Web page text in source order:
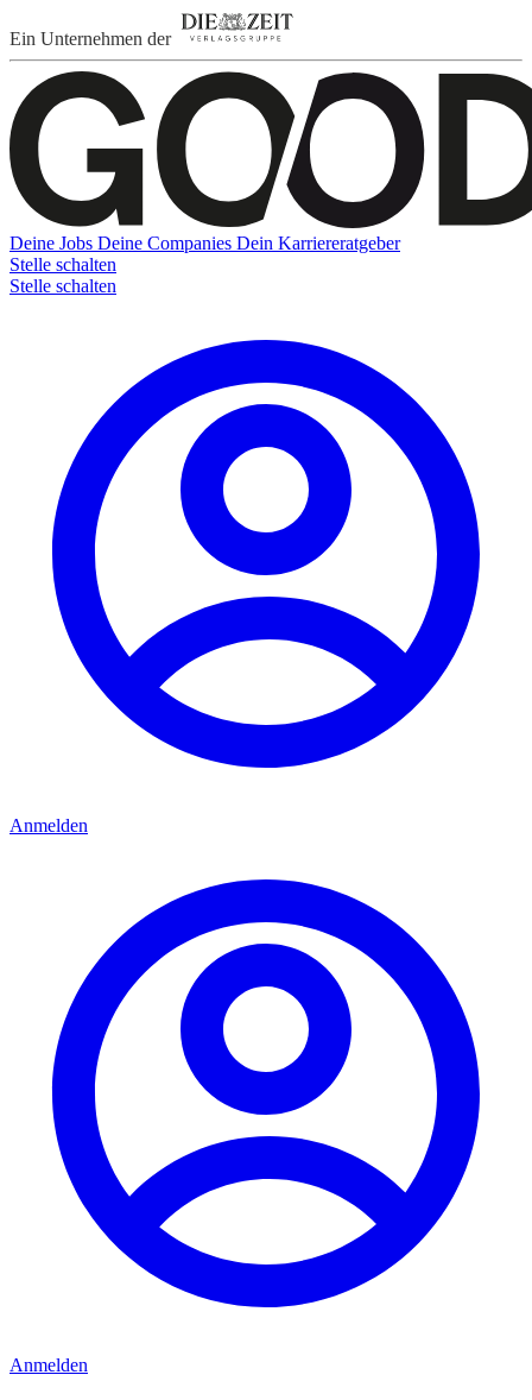
Ein Unternehmen der
Deine Jobs Deine Companies Dein Karriereratgeber
Stelle schalten
Stelle schalten
Anmelden
Anmelden